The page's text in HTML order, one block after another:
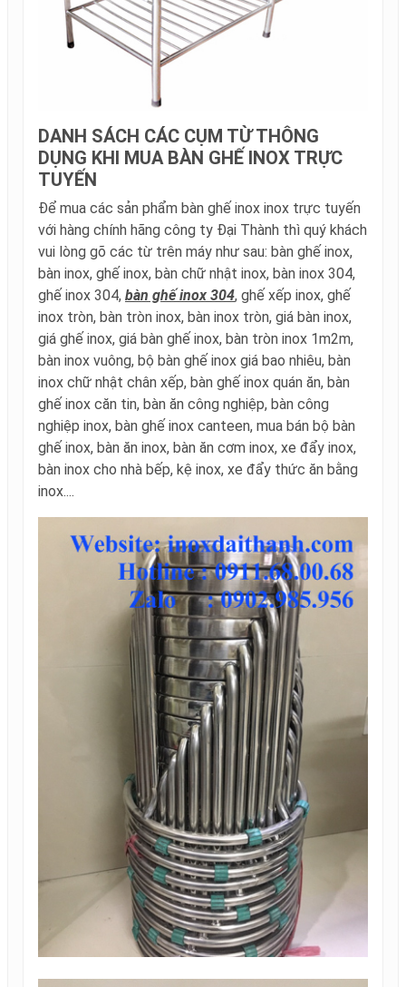
DANH SÁCH CÁC CỤM TỪ THÔNG
DỤNG KHI MUA BÀN GHẾ INOX TRỰC
TUYẾN
Để mua các sản phẩm bàn ghế inox inox trực tuyến
với hàng chính hãng công ty Đại Thành thì quý khách
vui lòng gõ các từ trên máy như sau: bàn ghế inox,
bàn inox, ghế inox, bàn chữ nhật inox, bàn inox 304,
ghế inox 304, bàn ghế inox 304, ghế xếp inox, ghế
inox tròn, bàn tròn inox, bàn inox tròn, giá bàn inox,
giá ghế inox, giá bàn ghế inox, bàn tròn inox 1m2m,
bàn inox vuông, bộ bàn ghế inox giá bao nhiêu, bàn
inox chữ nhật chân xếp, bàn ghế inox quán ăn, bàn
ghế inox căn tin, bàn ăn công nghiệp, bàn công
nghiệp inox, bàn ghế inox canteen, mua bán bộ bàn
ghế inox, bàn ăn inox, bàn ăn cơm inox, xe đẩy inox,
bàn inox cho nhà bếp, kệ inox, xe đẩy thức ăn bằng
inox....